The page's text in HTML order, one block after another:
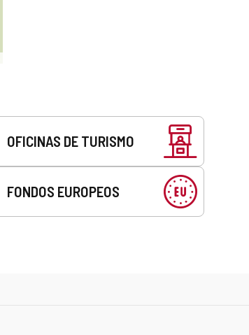
OFICINAS DE TURISMO
FONDOS EUROPEOS